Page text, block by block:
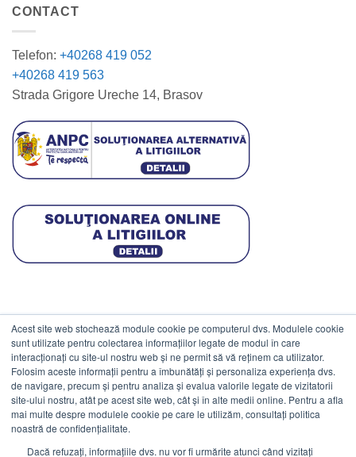
Acest site web stochează module cookie pe computerul dvs. Modulele cookie
sunt utilizate pentru colectarea informațiilor legate de modul în care
interacționați cu site-ul nostru web și ne permit să vă reținem ca utilizator.
Folosim aceste informații pentru a îmbunătăți și personaliza experiența dvs.
de navigare, precum și pentru analiza și evalua valorile legate de vizitatorii
site-ului nostru, atât pe acest site web, cât și în alte medii online. Pentru a afla
mai multe despre modulele cookie pe care le utilizăm, consultați politica
noastră de confidențialitate.
Dacă refuzați, informațiile dvs. nu vor fi urmărite atunci când vizitați
CONTACT
Telefon: +40268 419 052
+40268 419 563
Strada Grigore Ureche 14, Brasov
DATE COMERCIALE
ESTICO S.R.L.
CIF: RO1094402.
Reg.Com: J08/469/1991.